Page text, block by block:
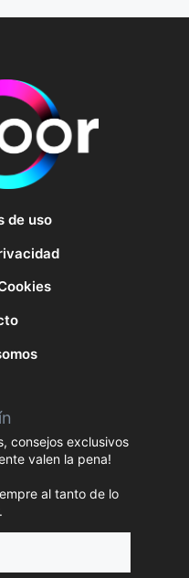
de uso
consejos exclusivos
valen la pena!
al tanto de lo